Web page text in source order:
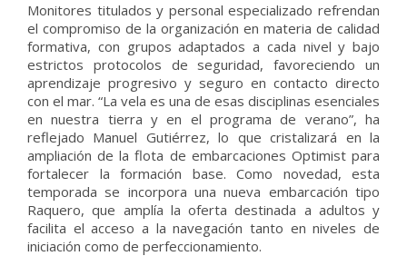
Monitores titulados y personal especializado refrendan
el compromiso de la organización en materia de calidad
formativa, con grupos adaptados a cada nivel y bajo
estrictos protocolos de seguridad, favoreciendo un
aprendizaje progresivo y seguro en contacto directo
con el mar. “La vela es una de esas disciplinas esenciales
en nuestra tierra y en el programa de verano”, ha
reflejado Manuel Gutiérrez, lo que cristalizará en la
ampliación de la flota de embarcaciones Optimist para
fortalecer la formación base. Como novedad, esta
temporada se incorpora una nueva embarcación tipo
Raquero, que amplía la oferta destinada a adultos y
facilita el acceso a la navegación tanto en niveles de
iniciación como de perfeccionamiento.